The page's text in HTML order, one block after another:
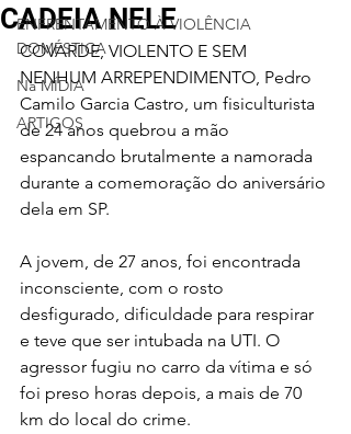
ENFRENTAMENTO À VIOLÊNCIA
DOMÉSTICA
Na MÍDIA
ARTIGOS
CADEIA NELE
COVARDE, VIOLENTO E SEM
NENHUM ARREPENDIMENTO, Pedro
Camilo Garcia Castro, um fisiculturista
de 24 anos quebrou a mão
espancando brutalmente a namorada
durante a comemoração do aniversário
dela em SP.
A jovem, de 27 anos, foi encontrada
inconsciente, com o rosto
desfigurado, dificuldade para respirar
e teve que ser intubada na UTI. O
agressor fugiu no carro da vítima e só
foi preso horas depois, a mais de 70
km do local do crime.